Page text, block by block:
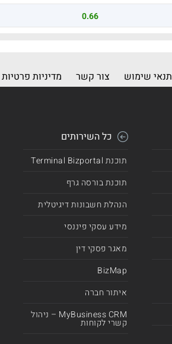
0.66
תנאי שימוש צור קשר מדיניות פרטיות
כל השירותים
תוכנת Terminal Bizportal
תוכנת בורסה גרף
הנהלת חשבונות דיגיטלית
מידע עסקי פיננסי
מאגר פסקי דין
BizMap
איתור חברה
MyBusiness CRM – ניהול
קשרי לקוחות